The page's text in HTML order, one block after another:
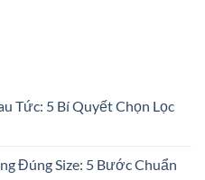
Tức: 5 Bí Quyết Chọn Lọc
Đúng Size: 5 Bước Chuẩn